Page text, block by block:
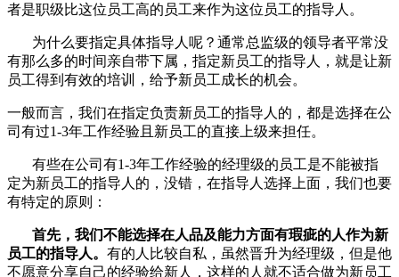
者是职级比这位员工高的员工来作为这位员工的指导人。
为什么要指定具体指导人呢？通常总监级的领导者平常没
有那么多的时间亲自带下属，指定新员工的指导人，就是让新
员工得到有效的培训，给予新员工成长的机会。
一般而言，我们在指定负责新员工的指导人的，都是选择在公
司有过1-3年工作经验且新员工的直接上级来担任。
有些在公司有1-3年工作经验的经理级的员工是不能被指
定为新员工的指导人的，没错，在指导人选择上面，我们也要
有特定的原则：
首先，我们不能选择在人品及能力方面有瑕疵的人作为新
员工的指导人。 有的人比较自私，虽然晋升为经理级，但是他
不愿意分享自己的经验给新人，这样的人就不适合做为新员工